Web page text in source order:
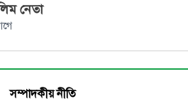
নেতা
সম্পাদকীয় নীতি